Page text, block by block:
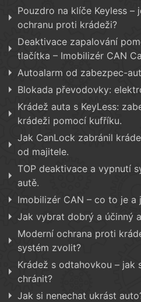
Pouzdro na klíče Keyless –
ochranu proti krádeži?
Deaktivace zapalování
tlačítka – Imobilizér CAN
Autoalarm od zabezpec-
Blokada převodovky:
Krádež auta s KeyLess:
krádeži pomocí kufříku.
Jak CanLock zabránil
od majitele.
TOP deaktivace a vypnutí
autě.
Imobilizér CAN – co to je a
Jak vybrat dobrý a účinný
Moderní ochrana proti
systém zvolit?
Krádež s odtahovkou – jak
chránit?
Jak si nenechat ukrást